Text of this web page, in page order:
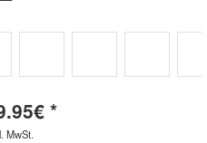
€ *
MwSt.